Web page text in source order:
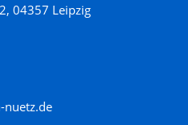
04357 Leipzig
nuetz.de